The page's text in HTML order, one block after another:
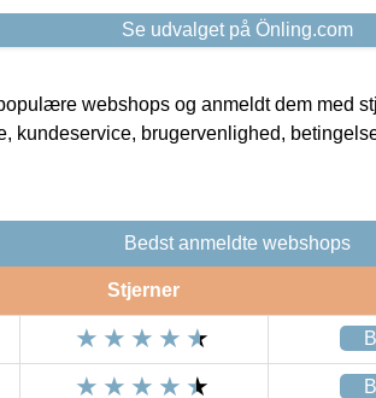
Se udvalget på Önling.com
webshops og anmeldt dem med
kundeservice, brugervenlighed,
Bedst anmeldte webshops
Stjerner